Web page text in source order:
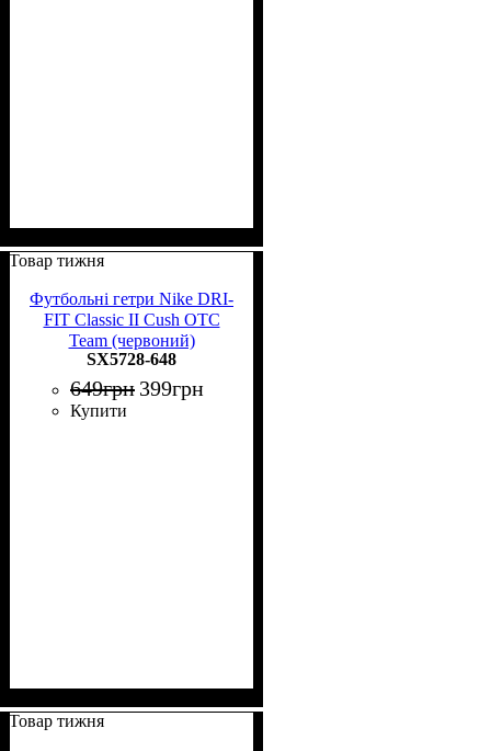
Товар тижня
Футбольні гетри Nike DRI-
FIT Classic II Cush OTC
Team (червоний)
SX5728-648
649грн 399грн
Купити
Товар тижня